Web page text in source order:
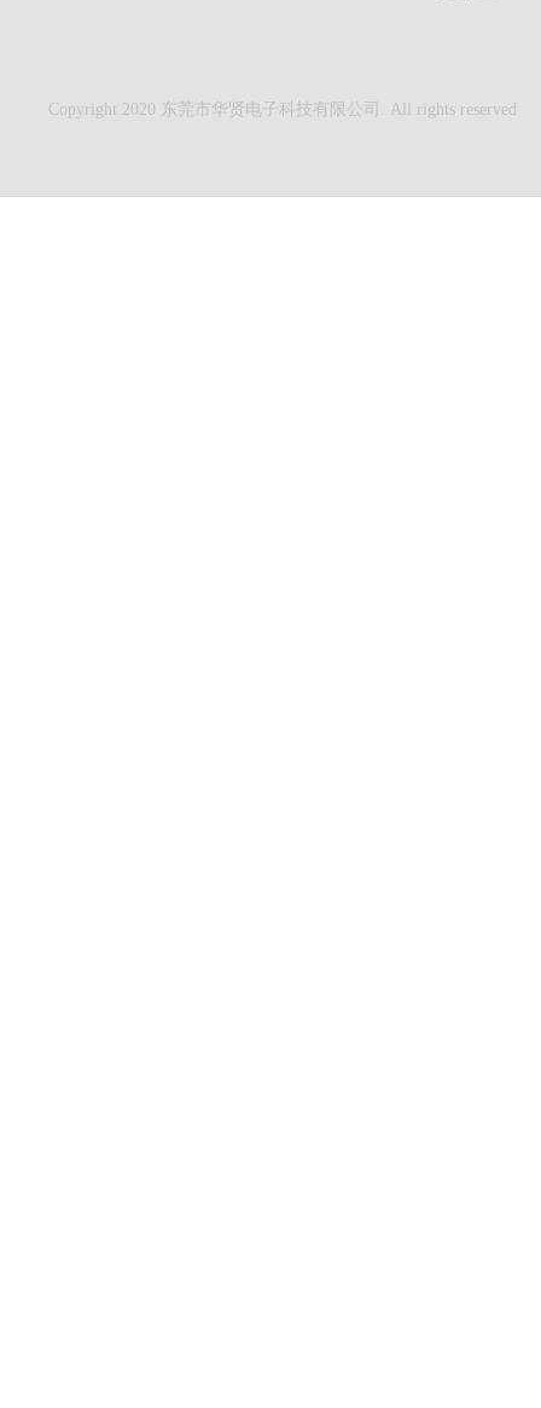
Copyright 2020 东莞市华贤电子科技有限公司. All rights reserved